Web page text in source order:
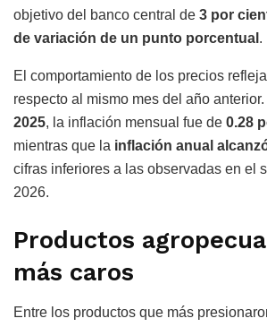
objetivo del banco central de 3 por
de variación de un punto porcentual .
El comportamiento de los precios
respecto al mismo mes del año anterior.
2025, la inflación mensual fue de 0.28
mientras que la inflación anual
cifras inferiores a las observadas en el
2026.
Productos
más caros
Entre los productos que más